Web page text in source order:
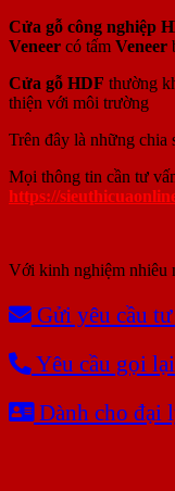
Cửa gỗ công nghiệp
Veneer có tấm Veneer
Cửa gỗ HDF thường
thiện với môi trường
Trên đây là những chia
Mọi thông tin cần tư
https://
Với kinh nghiệm nhiêu
Gửi yêu cầu tư
Yêu cầu gọi lại
Dành cho đại